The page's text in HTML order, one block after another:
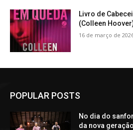
Livro de
(Colleen
16 de março de
POPULAR POSTS
No dia do
da nova